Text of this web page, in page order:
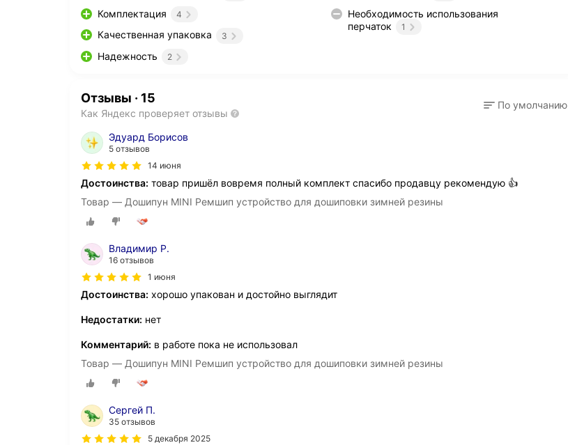
Комплектация 4
Качественная упаковка 3
Надежность 2
Необходимость использования
перчаток
1
Отзывы · 15
Как Яндекс проверяет отзывы
По умолчанию
Эдуард Борисов
5 отзывов
14 июня
Достоинства: товар пришёл вовремя полный комплект спасибо продавцу рекомендую 👍
Товар — Дошипун MINI Ремшип устройство для дошиповки зимней резины
Владимир Р.
16 отзывов
1 июня
Достоинства: хорошо упакован и достойно выглядит
Недостатки: нет
Комментарий: в работе пока не использовал
Товар — Дошипун MINI Ремшип устройство для дошиповки зимней резины
Сергей П.
35 отзывов
5 декабря 2025